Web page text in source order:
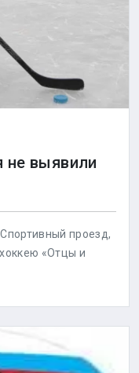
не выявили
проезд,
«Отцы и